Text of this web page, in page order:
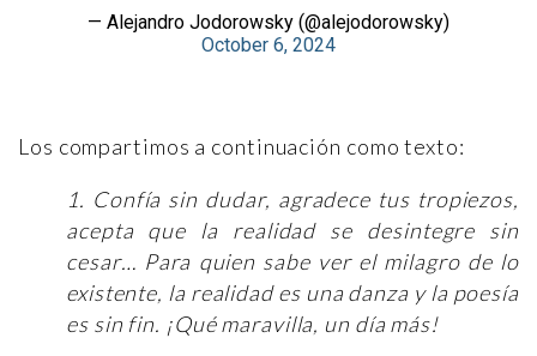
— Alejandro Jodorowsky (@alejodorowsky)
October 6, 2024
Los compartimos a continuación como texto:
1. Confía sin dudar, agradece tus tropiezos,
acepta que la realidad se desintegre sin
cesar… Para quien sabe ver el milagro de lo
existente, la realidad es una danza y la poesía
es sin fin. ¡Qué maravilla, un día más!